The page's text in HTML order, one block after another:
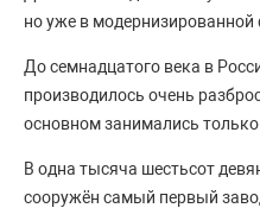
но уже в модернизированной
До семнадцатого века в
производилось очень
основном занимались
В одна тысяча шестьсот
сооружён самый первый